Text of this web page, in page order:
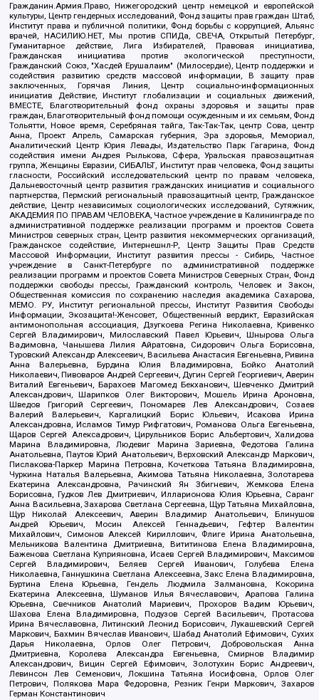
Гражданин.Армия.Право, Нижегородский центр немецкой и европейской
культуры, Центр гендерных исследований, Фонд защиты прав граждан Штаб,
Институт права и публичной политики, Фонд борьбы с коррупцией, Альянс
врачей, НАСИЛИЮ.НЕТ, Мы против СПИДа, СВЕЧА, Открытый Петербург,
Гуманитарное действие, Лига Избирателей, Правовая инициатива,
Гражданская инициатива против экологической преступности,
Гражданский Союз, "Хасдей Ерушалаим" (Милосердие), Центр поддержки и
содействия развитию средств массовой информации, В защиту прав
заключенных, Горячая Линия, Центр социально-информационных
инициатив Действие, Институт глобализации и социальных движений,
ВМЕСТЕ, Благотворительный фонд охраны здоровья и защиты прав
граждан, Благотворительный фонд помощи осужденным и их семьям, Фонд
Тольятти, Новое время, Серебряная тайга, Так-Так-Так, центр Сова, центр
Анна, Проект Апрель, Самарская губерния, Эра здоровья, Мемориал,
Аналитический Центр Юрия Левады, Издательство Парк Гагарина, Фонд
содействия имени Андрея Рылькова, Сфера, Уральская правозащитная
группа, Женщины Евразии, СИБАЛЬТ, Институт прав человека, Фонд защиты
гласности, Российский исследовательский центр по правам человека,
Дальневосточный центр развития гражданских инициатив и социального
партнерства, Пермский региональный правозащитный центр, Гражданское
действие, Центр независимых социологических исследований, Сутяжник,
АКАДЕМИЯ ПО ПРАВАМ ЧЕЛОВЕКА, Частное учреждение в Калининграде по
административной поддержке реализации программ и проектов Совета
Министров северных стран, Центр развития некоммерческих организаций,
Гражданское содействие, Интернешнл-Р, Центр Защиты Прав Средств
Массовой Информации, Институт развития прессы - Сибирь, Частное
учреждение в Санкт-Петербурге по административной поддержке
реализации программ и проектов Совета Министров Северных Стран, Фонд
поддержки свободы прессы, Гражданский контроль, Человек и Закон,
Общественная комиссия по сохранению наследия академика Сахарова,
МЕМО. РУ, Институт региональной прессы, Институт Развития Свободы
Информации, Экозащита!-Женсовет, Общественный вердикт, Евразийская
антимонопольная ассоциация, Дзугкоева Регина Николаевна, Кривенко
Сергей Владимирович, Милославский Павел Юрьевич, Шнырова Ольга
Вадимовна, Чанышева Лилия Айратовна, Сидорович Ольга Борисовна,
Туровский Александр Алексеевич, Васильева Анастасия Евгеньевна, Ривина
Анна Валерьевна, Бурдина Юлия Владимировна, Бойко Анатолий
Николаевич, Пивоваров Андрей Сергеевич, Дугин Сергей Георгиевич, Аверин
Виталий Евгеньевич, Барахоев Магомед Бекханович, Шевченко Дмитрий
Александрович, Шарипков Олег Викторович, Мошель Ирина Ароновна,
Шведов Григорий Сергеевич, Пономарев Лев Александрович, Созаев
Валерий Валерьевич, Каргалицкий Борис Юльевич, Исакова Ирина
Александровна, Исламов Тимур Рифгатович, Романова Ольга Евгеньевна,
Щаров Сергей Алексадрович, Цирульников Борис Альбертович, Халидова
Марина Владимировна, Людевиг Марина Зариевна, Федотова Галина
Анатольевна, Паутов Юрий Анатольевич, Верховский Александр Маркович,
Пислакова-Паркер Марина Петровна, Кочеткова Татьяна Владимировна,
Чуркина Наталья Валерьевна, Акимова Татьяна Николаевна, Золотарева
Екатерина Александровна, Рачинский Ян Збигневич, Жемкова Елена
Борисовна, Гудков Лев Дмитриевич, Илларионова Юлия Юрьевна, Саранг
Анна Васильевна, Захарова Светлана Сергеевна, Щур Татьяна Михайловна,
Щур Николай Алексеевич, Аверин Владимир Анатольевич, Блинушов
Андрей Юрьевич, Мосин Алексей Геннадьевич, Гефтер Валентин
Михайлович, Симонов Алексей Кириллович, Флиге Ирина Анатольевна,
Мельникова Валентина Дмитриевна, Вититинова Елена Владимировна,
Баженова Светлана Куприяновна, Исаев Сергей Владимирович, Максимов
Сергей Владимирович, Беляев Сергей Иванович, Голубева Елена
Николаевна, Ганнушкина Светлана Алексеевна, Закс Елена Владимировна,
Буртина Елена Юрьевна, Гендель Людмила Залмановна, Кокорина
Екатерина Алексеевна, Шуманов Илья Вячеславович, Арапова Галина
Юрьевна, Свечников Анатолий Мариевич, Прохоров Вадим Юрьевич,
Шахова Елена Владимировна, Подузов Сергей Васильевич, Протасова
Ирина Вячеславовна, Литинский Леонид Борисович, Лукашевский Сергей
Маркович, Бахмин Вячеслав Иванович, Шабад Анатолий Ефимович, Сухих
Дарья Николаевна, Орлов Олег Петрович, Добровольская Анна
Дмитриевна, Королева Александра Евгеньевна, Смирнов Владимир
Александрович, Вицин Сергей Ефимович, Золотухин Борис Андреевич,
Левинсон Лев Семенович, Локшина Татьяна Иосифовна, Орлов Олег
Петрович, Полякова Мара Федоровна, Резник Генри Маркович, Захаров
Герман Константинович